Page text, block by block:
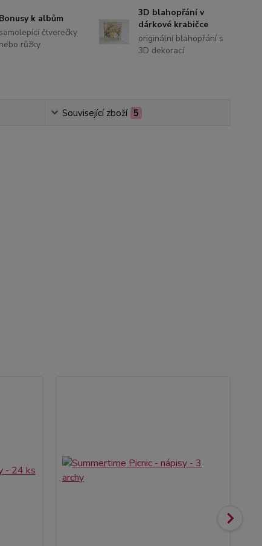
Bonusy k albům
samolepící čtverečky
nebo růžky
3D blahopřání v
dárkové krabičce
originální blahopřání s
3D dekorací
Související zboží 5